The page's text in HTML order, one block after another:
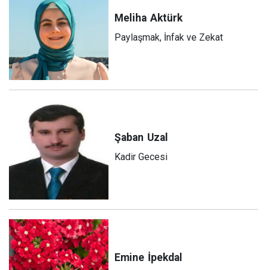
Meliha Aktürk
Paylaşmak, İnfak ve Zekat
Şaban Uzal
Kadir Gecesi
Emine İpekdal